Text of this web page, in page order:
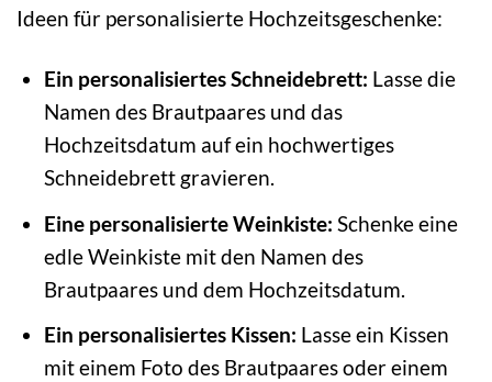
Ideen für personalisierte Hochzeitsgeschenke:
Ein personalisiertes Schneidebrett: Lasse die
Namen des Brautpaares und das
Hochzeitsdatum auf ein hochwertiges
Schneidebrett gravieren.
Eine personalisierte Weinkiste: Schenke eine
edle Weinkiste mit den Namen des
Brautpaares und dem Hochzeitsdatum.
Ein personalisiertes Kissen: Lasse ein Kissen
mit einem Foto des Brautpaares oder einem